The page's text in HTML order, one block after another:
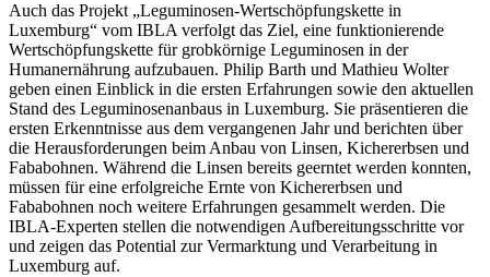
Auch das Projekt „Leguminosen-Wertschöpfungskette in
Luxemburg“ vom IBLA verfolgt das Ziel, eine funktionierende
Wertschöpfungskette für grobkörnige Leguminosen in der
Humanernährung aufzubauen. Philip Barth und Mathieu Wolter
geben einen Einblick in die ersten Erfahrungen sowie den aktuellen
Stand des Leguminosenanbaus in Luxemburg. Sie präsentieren die
ersten Erkenntnisse aus dem vergangenen Jahr und berichten über
die Herausforderungen beim Anbau von Linsen, Kichererbsen und
Fababohnen. Während die Linsen bereits geerntet werden konnten,
müssen für eine erfolgreiche Ernte von Kichererbsen und
Fababohnen noch weitere Erfahrungen gesammelt werden. Die
IBLA-Experten stellen die notwendigen Aufbereitungsschritte vor
und zeigen das Potential zur Vermarktung und Verarbeitung in
Luxemburg auf.